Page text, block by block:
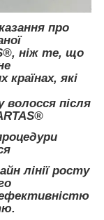
про
ніж те, що
країнах, які
після
лінії росту